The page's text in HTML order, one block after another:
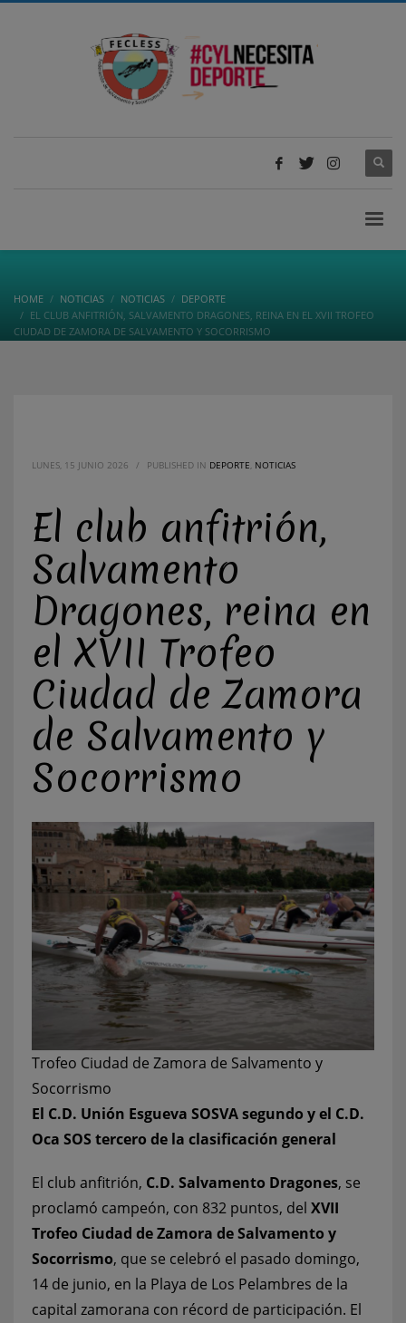
HOME NOTICIAS NOTICIAS
DEPORTE
EL CLUB ANFITRIÓN, SALVAMENTO DRAGONES, REINA EN EL XVII TROFEO
CIUDAD DE ZAMORA DE SALVAMENTO Y SOCORRISMO
LUNES, 15 JUNIO 2026 / PUBLISHED IN DEPORTE NOTICIAS
El club anfitrión,
Salvamento
Dragones, reina en
el XVII Trofeo
Ciudad de Zamora
de Salvamento y
Socorrismo
Trofeo Ciudad de Zamora de Salvamento y
Socorrismo
El C.D. Unión Esgueva SOSVA segundo y el C.D.
Oca SOS tercero de la clasificación general
El club anfitrión, C.D. Salvamento Dragones, se
proclamó campeón, con 832 puntos, del XVII
Trofeo Ciudad de Zamora de Salvamento y
Socorrismo, que se celebró el pasado domingo,
14 de junio, en la Playa de Los Pelambres de la
capital zamorana con récord de participación. El